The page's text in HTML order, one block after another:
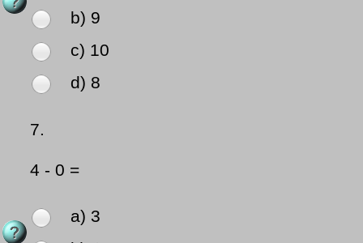
b) 9
c) 10
d) 8
7.
4 - 0 =
a) 3